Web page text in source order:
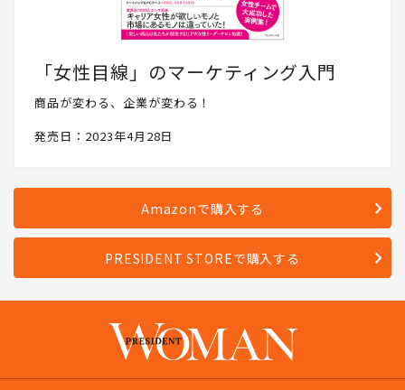
「女性目線」のマーケティング入門
商品が変わる、企業が変わる！
発売日：2023年4月28日
Amazonで購入する
PRESIDENT STOREで購入する